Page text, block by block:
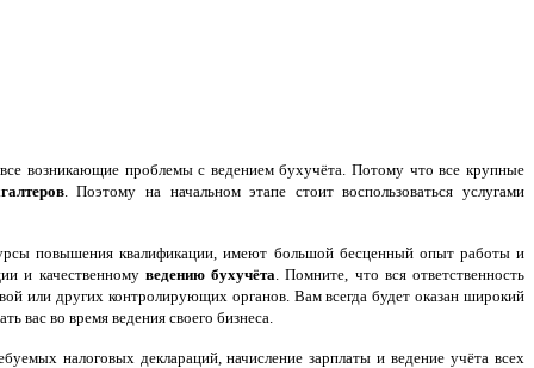
возникающие проблемы с ведением бухучёта. Потому что все крупные
. Поэтому на начальном этапе стоит воспользоваться услугами
повышения квалификации, имеют большой бесценный опыт работы и
и качественному ведению бухучёта . Помните, что вся ответственность
или других контролирующих органов. Вам всегда будет оказан широкий
вас во время ведения своего бизнеса.
налоговых деклараций, начисление зарплаты и ведение учёта всех